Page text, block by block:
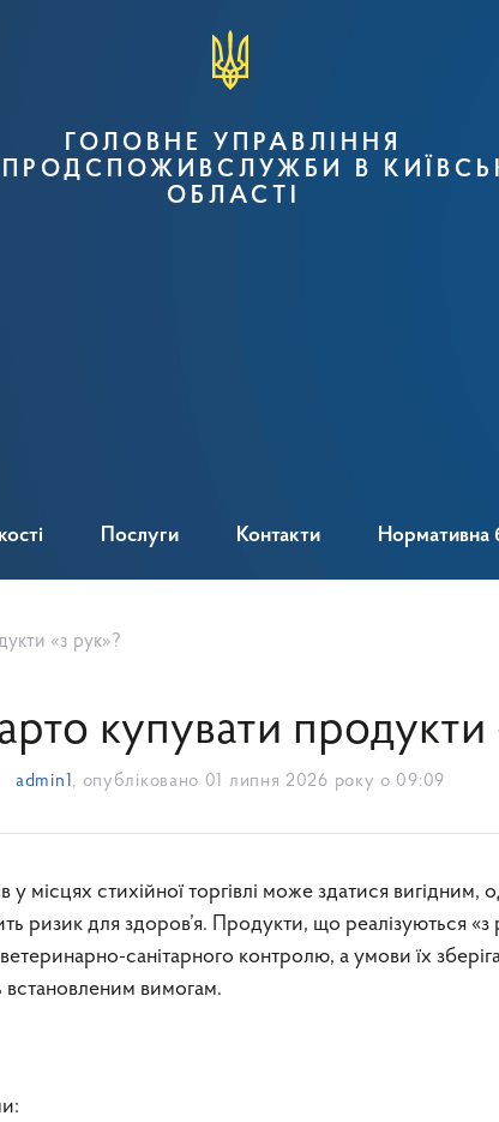
ГОЛОВНЕ УПРАВЛІННЯ
В
ОБЛАСТІ
Послуги Контакти Нормативна
«з рук»?
купувати продукти
admin1, опубліковано 01 липня 2026 року о 09:09
ризик для здоров’я. Продукти, що реалізуються «з
санітарного контролю, а умови їх
встановленим вимогам.